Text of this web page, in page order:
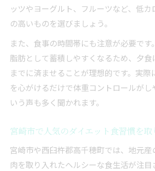
ッツやヨーグルト、フルーツなど、低カ
の高いものを選びましょう。
また、食事の時間帯にも注意が必要です
脂肪として蓄積しやすくなるため、夕
までに済ませることが理想的です。実際
を心がけるだけで体重コントロールがし
いう声も多く聞かれます。
宮崎市で人気のダイエット食習慣を取
宮崎市や西臼杵郡高千穂町では、地元
肉を取り入れたヘルシーな食生活が注目